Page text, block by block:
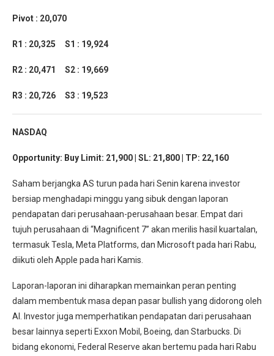
Pivot : 20,070
R1 : 20,325 S1 : 19,924
R2 : 20,471 S2 : 19,669
R3 : 20,726 S3 : 19,523
NASDAQ
Opportunity: Buy Limit: 21,900 | SL: 21,800 | TP: 22,160
Saham berjangka AS turun pada hari Senin karena investor
bersiap menghadapi minggu yang sibuk dengan laporan
pendapatan dari perusahaan-perusahaan besar. Empat dari
tujuh perusahaan di “Magnificent 7” akan merilis hasil kuartalan,
termasuk Tesla, Meta Platforms, dan Microsoft pada hari Rabu,
diikuti oleh Apple pada hari Kamis.
Laporan-laporan ini diharapkan memainkan peran penting
dalam membentuk masa depan pasar bullish yang didorong oleh
AI. Investor juga memperhatikan pendapatan dari perusahaan
besar lainnya seperti Exxon Mobil, Boeing, dan Starbucks. Di
bidang ekonomi, Federal Reserve akan bertemu pada hari Rabu